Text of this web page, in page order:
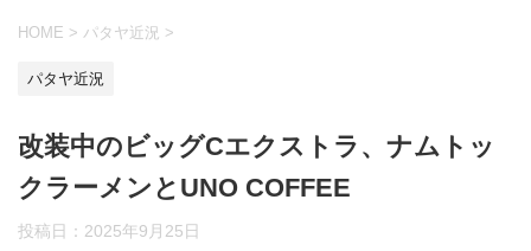
HOME > パタヤ近況 >
パタヤ近況
改装中のビッグCエクストラ、ナムトッ
クラーメンとUNO COFFEE
投稿日： 2025年9月25日